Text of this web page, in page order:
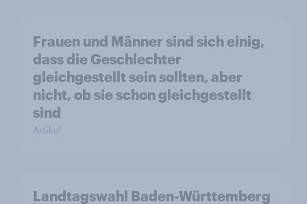
Frauen und Männer sind sich einig,
dass die Geschlechter
gleichgestellt sein sollten, aber
nicht, ob sie schon gleichgestellt
sind
Artikel
Landtagswahl Baden-Württemberg